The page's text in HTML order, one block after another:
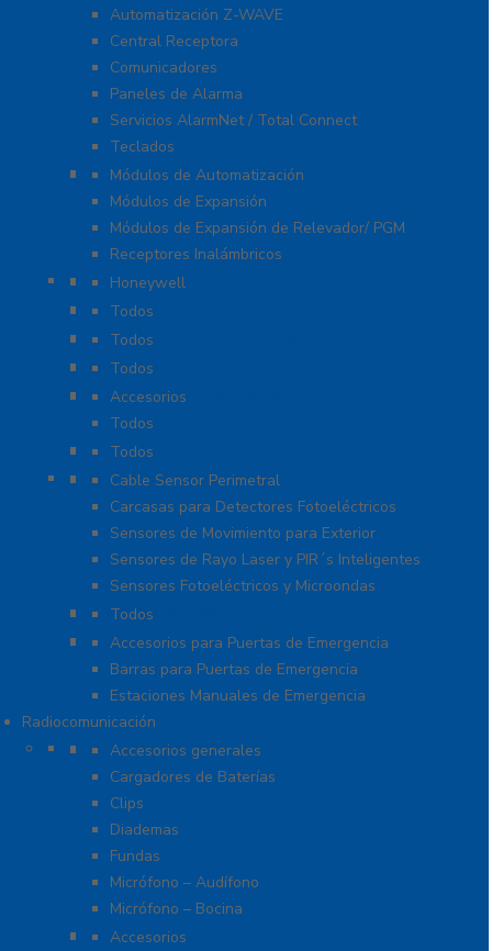
Automatización Z-WAVE
Central Receptora
Comunicadores
Paneles de Alarma
Servicios AlarmNet / Total Connect
Teclados
Módulos de Expansión
Módulos de Automatización
Módulos de Expansión
Módulos de Expansión de Relevador/ PGM
Receptores Inalámbricos
Megafonía y Audioevacuación
Honeywell
Paneles de Alarma
Todos
Protección Contra Sobretensiones
Todos
Videoverificación
Todos
Generadores de Niebla
Accesorios
Todos
Teclados
Todos
Protección Perimetral
Cable Sensor Perimetral
Carcasas para Detectores Fotoeléctricos
Sensores de Movimiento para Exterior
Sensores de Rayo Laser y PIR´s Inteligentes
Sensores Fotoeléctricos y Microondas
Señalamientos
Todos
Sistemas de Emergencia
Accesorios para Puertas de Emergencia
Barras para Puertas de Emergencia
Estaciones Manuales de Emergencia
Radiocomunicación
Accesorios para Hytera (HYT)
Accesorios generales
Cargadores de Baterías
Clips
Diademas
Fundas
Micrófono – Audífono
Micrófono – Bocina
Accesorios para ICOM
Accesorios